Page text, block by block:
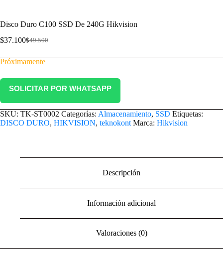
Disco Duro C100 SSD De 240G Hikvision
$49.500
$37.100
Próximamente
SOLICITAR POR WHATSAPP
SKU: TK-ST0002 Categorías: Almacenamiento, SSD Etiquetas:
DISCO DURO, HIKVISION, teknokont Marca: Hikvision
Descripción
Información adicional
Valoraciones (0)